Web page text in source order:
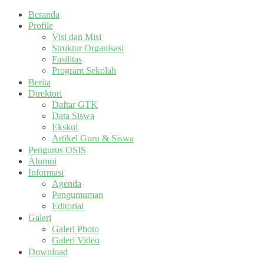
Beranda
Profile
Visi dan Misi
Struktur Organisasi
Fasilitas
Program Sekolah
Berita
Direktori
Daftar GTK
Data Siswa
Ekskul
Artikel Guru & Siswa
Pengurus OSIS
Alumni
Informasi
Agenda
Pengumuman
Editorial
Galeri
Galeri Photo
Galeri Video
Download